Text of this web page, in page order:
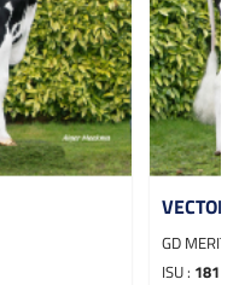
VECTOR
GD MERIT :
ISU : 181